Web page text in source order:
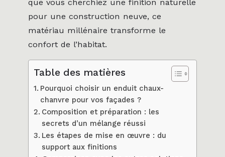
que vous cherchiez une finition naturelle
pour une construction neuve, ce
matériau millénaire transforme le
confort de l’habitat.
Table des matières
Pourquoi choisir un enduit chaux-
chanvre pour vos façades ?
Composition et préparation : les
secrets d’un mélange réussi
Les étapes de mise en œuvre : du
support aux finitions